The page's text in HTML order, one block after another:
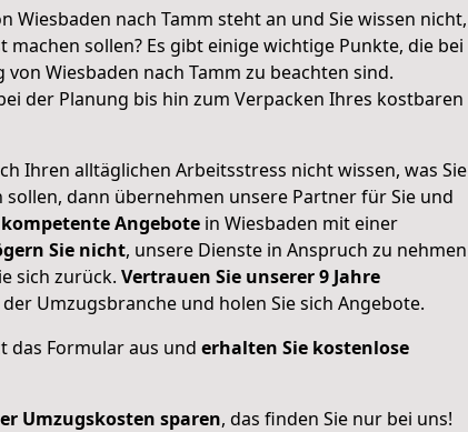
Wiesbaden nach Tamm steht an und Sie wissen nicht,
machen sollen? Es gibt einige wichtige Punkte, die bei
von Wiesbaden nach Tamm zu beachten sind.
der Planung bis hin zum Verpacken Ihres kostbaren
Ihren alltäglichen Arbeitsstress nicht wissen, was Sie
sollen, dann übernehmen unsere Partner für Sie und
kompetente Angebote in Wiesbaden mit einer
Sie nicht, unsere Dienste in Anspruch zu nehmen
sich zurück. Vertrauen Sie unserer 9 Jahre
der Umzugsbranche und holen Sie sich Angebote.
das Formular aus und erhalten Sie kostenlose
Umzugskosten sparen, das finden Sie nur bei uns!